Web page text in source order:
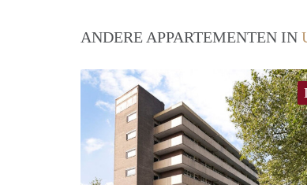
ANDERE APPARTEMENTEN IN